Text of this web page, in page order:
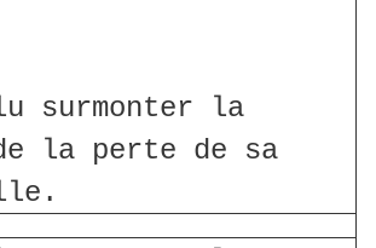
surmonter la
la perte de sa